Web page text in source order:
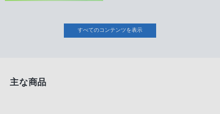
すべてのコンテンツを表示
主な商品